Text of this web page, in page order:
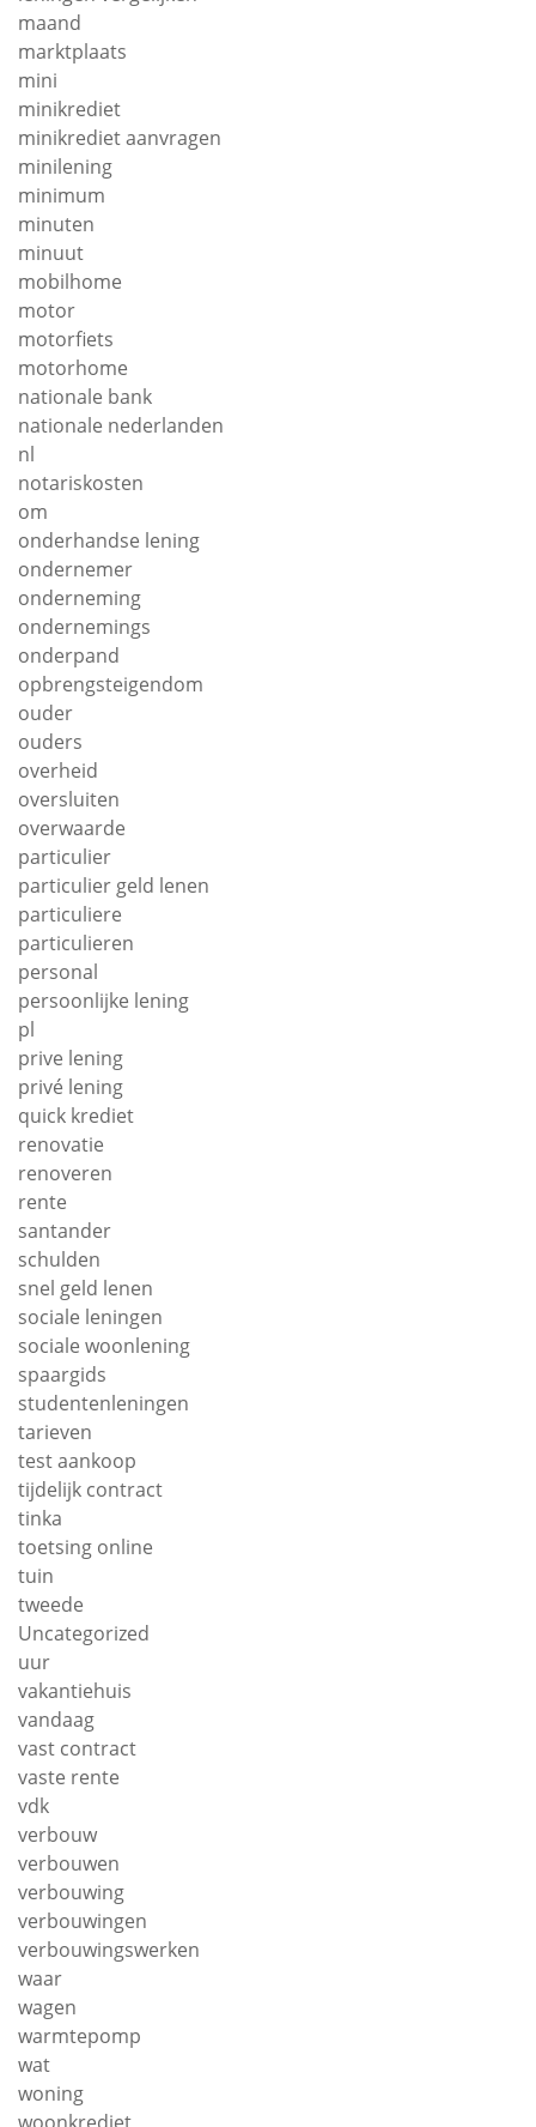
maand
marktplaats
mini
minikrediet
minikrediet aanvragen
minilening
minimum
minuten
minuut
mobilhome
motor
motorfiets
motorhome
nationale bank
nationale nederlanden
nl
notariskosten
om
onderhandse lening
ondernemer
onderneming
ondernemings
onderpand
opbrengsteigendom
ouder
ouders
overheid
oversluiten
overwaarde
particulier
particulier geld lenen
particuliere
particulieren
personal
persoonlijke lening
pl
prive lening
privé lening
quick krediet
renovatie
renoveren
rente
santander
schulden
snel geld lenen
sociale leningen
sociale woonlening
spaargids
studentenleningen
tarieven
test aankoop
tijdelijk contract
tinka
toetsing online
tuin
tweede
Uncategorized
uur
vakantiehuis
vandaag
vast contract
vaste rente
vdk
verbouw
verbouwen
verbouwing
verbouwingen
verbouwingswerken
waar
wagen
warmtepomp
wat
woning